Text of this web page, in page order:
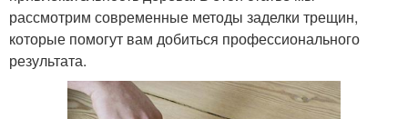
рассмотрим современные методы заделки трещин,
которые помогут вам добиться профессионального
результата.